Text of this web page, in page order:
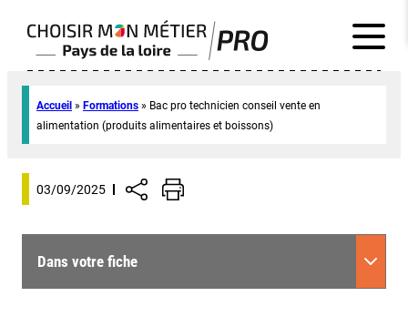
Accueil » Formations » Bac pro technicien conseil vente en
alimentation (produits alimentaires et boissons)
03/09/2025
Dans votre fiche